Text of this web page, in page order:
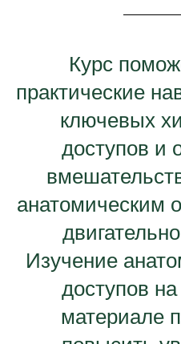
Курс
практические
ключевых
доступов и
анатомическим
Изучение
доступов
материале